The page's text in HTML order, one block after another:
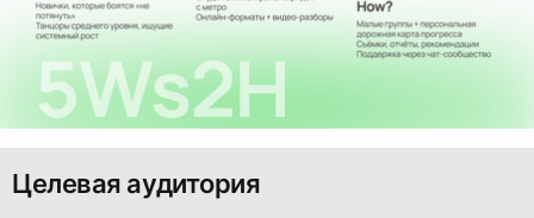
Целевая аудитория